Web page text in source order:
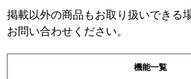
日立 RCB-
三菱重工 FDRZ806H6S-
PA-P80F7GNC
東芝
RBXA08033M
三菱電機 PDZ-
ZRMP80G5
掲載以外の商品もお取り扱いできる
お問い合わせください。
機能一覧